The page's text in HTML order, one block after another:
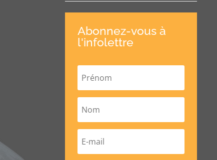
Abonnez-vous à
l'infolettre